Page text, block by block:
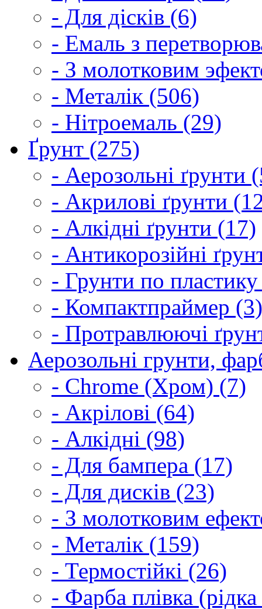
- Для дісків (6)
- Емаль з
- З молотковим
- Металік (506)
- Нітроемаль (29)
Ґрунт (275)
- Аерозольні ґрунти
- Акрилові ґрунти
- Алкідні ґрунти (17)
- Антикорозійні
- Грунти по
- Компактпраймер (3)
- Протравлюючі
Аерозольні грунти,
- Chrome (Хром) (7)
- Акрілові (64)
- Алкідні (98)
- Для бампера (17)
- Для дисків (23)
- З молотковим
- Металік (159)
- Термостійкі (26)
- Фарба плівка